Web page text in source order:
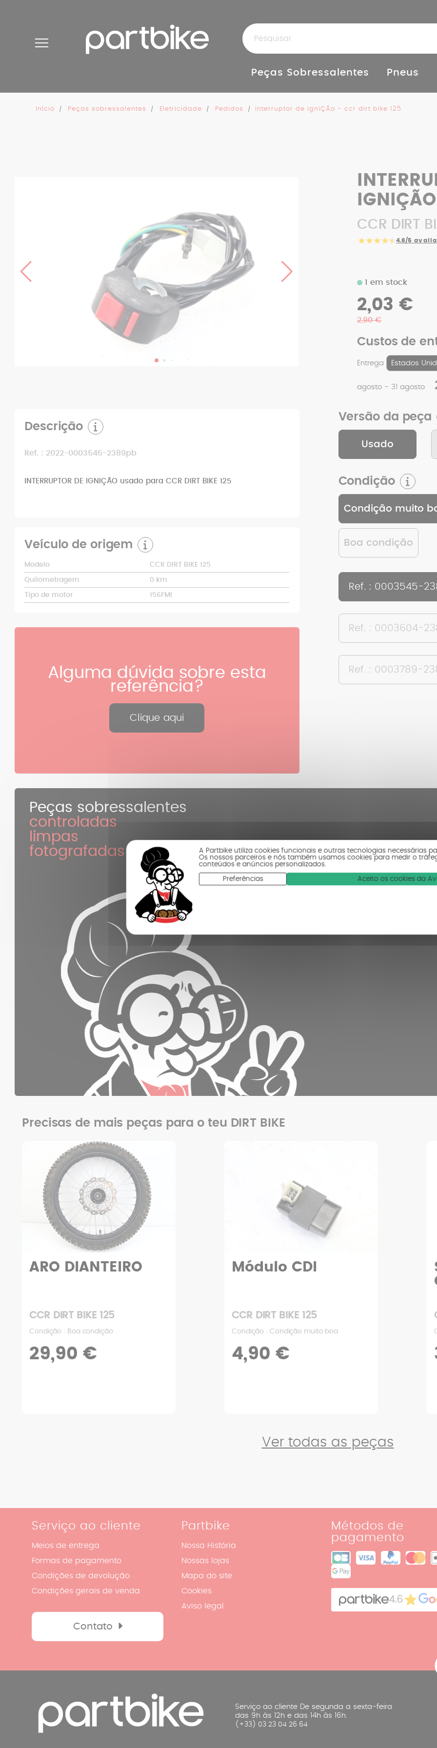
A Partbike utiliza cookies funcionais e outras tecnologias necessárias
Os nossos parceiros e nós também usamos cookies para medir o
conteúdos e anúncios personalizados.
Preferências Aceito os cookies da
Peças Sobressalentes Pneus
Início Peças sobressalentes Eletricidade Pedidos Interruptor de igniÇÃo - ccr dirt bike 125
IGNIÇÃO
CCR DIRT
4.6/5
Custos de
Entrega
agosto - 31 agosto
1 em stock
2,03 €
2,90 €
Versão da peça
Usado
Condição
Condição muito
Boa condição
Ref. : 0003545-
Ref. : 0003604-
Ref. : 0003789-
Descrição
Ref. : 2022-0003545-2389pb
INTERRUPTOR DE IGNIÇÃO usado para CCR DIRT BIKE 125
Veículo de origem
Modelo CCR DIRT BIKE 125
Quilometragem 0 km
Tipo de motor 156FMI
Alguma dúvida sobre esta
referência?
Clique aqui
Peças sobressalentes
controladas
limpas
fotografadas
Precisas de mais peças para o teu DIRT BIKE
ARO DIANTEIRO
CCR DIRT BIKE 125
Condição : Boa condição
29,90 €
Módulo CDI
CCR DIRT BIKE 125
Condição : Condição muito boa
4,90 €
Ver todas as peças
Serviço ao cliente
Meios de entrega
Formas de pagamento
Condições de devolução
Condições gerais de venda
Contato
Partbike
Nossa História
Nossas lojas
Mapa do site
Cookies
Aviso legal
Métodos de
pagamento
4.6
Serviço ao cliente De segunda a sexta-feira
das 9h às 12h e das 14h às 16h.
(+33) 03 23 04 26 64